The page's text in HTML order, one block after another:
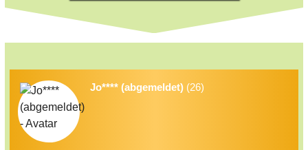
Jo**** (abgemeldet) (26)